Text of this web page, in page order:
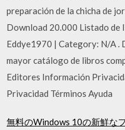
preparación de la chicha de
Download 20.000 Listado de
Eddye1970 | Category: N/A .
mayor catálogo de libros
Editores Información
Privacidad Términos Ayuda
無料のWindows 10の新鮮な